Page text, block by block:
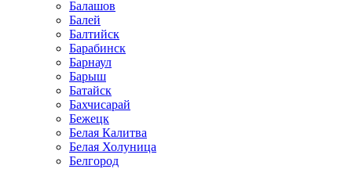
Балашов
Балей
Балтийск
Барабинск
Барнаул
Барыш
Батайск
Бахчисарай
Бежецк
Белая Калитва
Белая Холуница
Белгород